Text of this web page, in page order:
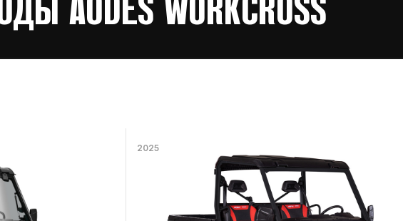
AODES WORKCROSS
2025